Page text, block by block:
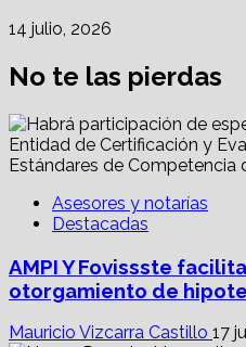
14 julio, 2026
No te las pierdas
Asesores y notarías
Destacadas
AMPI Y Fovissste
otorgamiento de
Mauricio Vizcarra Castillo 17